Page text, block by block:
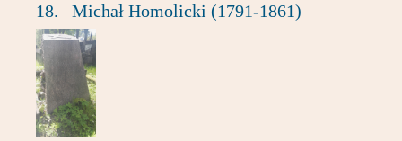
18. Michał Homolicki (1791-1861)